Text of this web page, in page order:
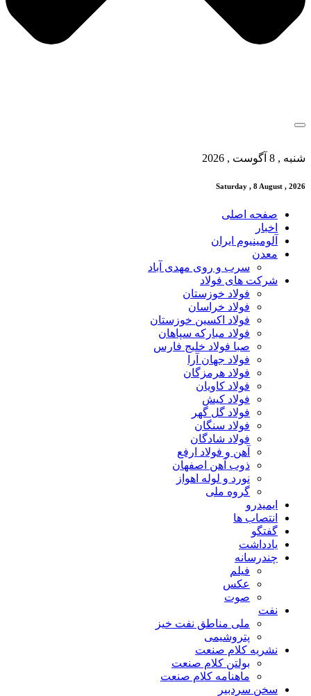
شنبه , 8 آگوست , 2026
Saturday , 8 August , 2026
صفحه اصلی
اخبار
آلومینیوم ایران
معدن
سرب و روی مهدی آباد
شرکت های فولاد
فولاد خوزستان
فولاد خراسان
فولاد اکسین خوزستان
فولاد مبارکه سپاهان
صبا فولاد خلیج فارس
فولاد جهان آرا
فولاد هرمزگان
فولاد کاویان
فولاد کیش
فولاد گل گهر
فولاد سنگان
فولاد شادگان
آهن و فولاد ارفع
ذوب آهن اصفهان
نورد و لوله اهواز
گروه ملی
ایمیدرو
انتصاب ها
گفتگو
یادداشت
چندرسانه
فیلم
عکس
صوت
نفت
ملی مناطق نفت خیز
پتروشیمی
نشریه کلام صنعت
بولتن کلام صنعت
ماهنامه کلام صنعت
سخن سردبیر